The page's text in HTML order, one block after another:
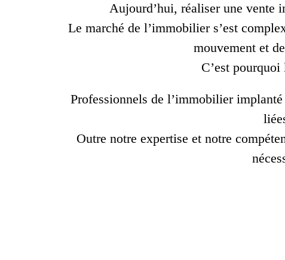
Aujourd’hui, réaliser une vente
Le marché de l’immobilier s’est
mouvement et
C’est
Professionnels de l’immobilier
Outre notre expertise et notre